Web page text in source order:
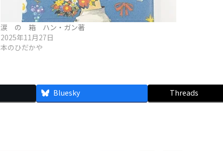
涙 の 箱 ハン・ガン著
2025年11月27日
本のひだかや
Bluesky Threads